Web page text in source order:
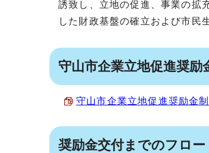
誘致し、立地の促進、事業の拡
した財政基盤の確立および市民
守山市企業立地促進奨励
守山市企業立地促進奨励金
奨励金交付までのフロー